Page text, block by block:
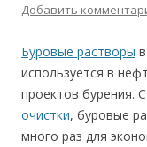
Добавить
Буровые растворы
используется в
проектов бурения.
очистки, буровые
много раз для